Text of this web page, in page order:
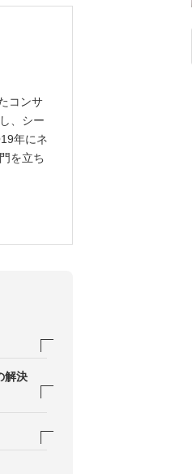
コンサ
、シー
年にネ
を立ち
解決